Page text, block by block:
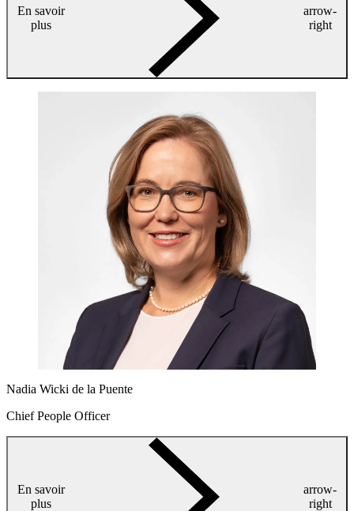
En savoir
plus
arrow-
right
Nadia Wicki de la Puente
Chief People Officer
En savoir
plus
arrow-
right